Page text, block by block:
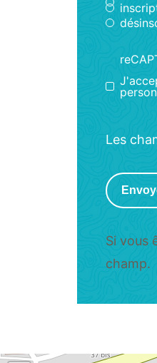
Les
Si vous
champ.